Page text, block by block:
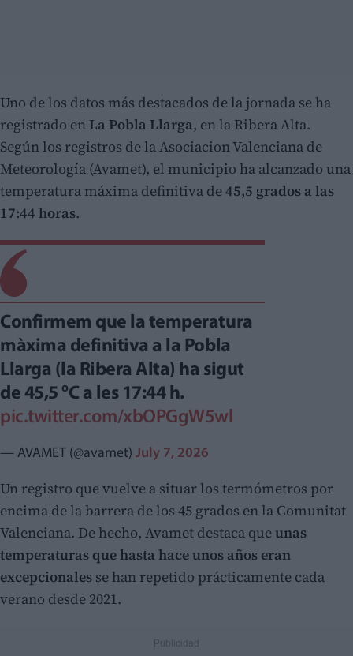
Uno de los datos más destacados de la jornada se ha
registrado en La Pobla Llarga, en la Ribera Alta.
Según los registros de la Asociacion Valenciana de
Meteorología (Avamet), el municipio ha alcanzado una
temperatura máxima definitiva de45,5 grados a las
17:44 horas.
Confirmem que la temperatura
màxima definitiva a la Pobla
Llarga (la Ribera Alta) ha sigut
de 45,5 ºC a les 17:44 h.
pic.twitter.com/xbOPGgW5wl
— AVAMET (@avamet) July 7, 2026
Un registro que vuelve a situar los termómetros por
encima de la barrera de los 45 grados en la Comunitat
Valenciana. De hecho, Avamet destaca que unas
temperaturas que hasta hace unos años eran
excepcionales se han repetido prácticamente cada
verano desde 2021.